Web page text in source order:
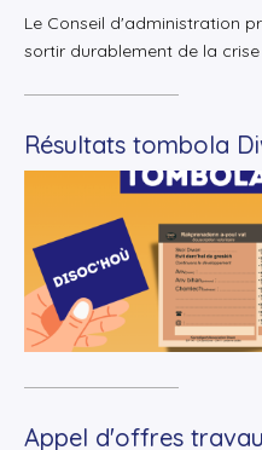
Le Conseil d'administration
sortir durablement de la crise
Résultats tombola
+
Appel d'offres